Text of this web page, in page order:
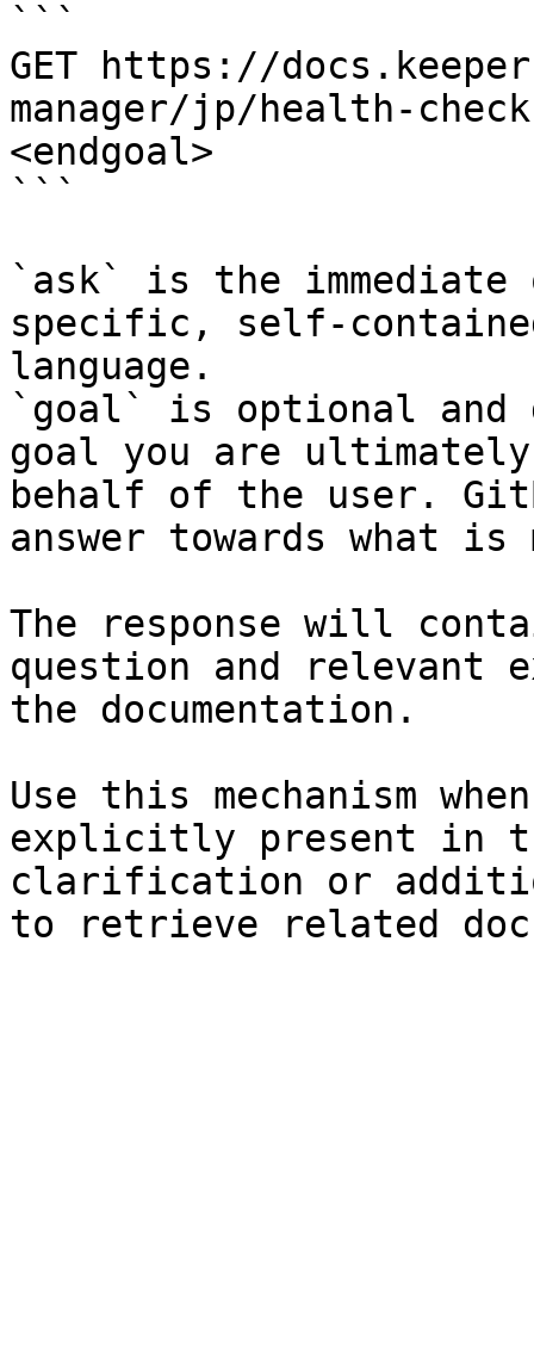
```
GET https://
manager/jp/health-
<endgoal>
```
`ask` is the
specific, self-
language.
`goal` is optional and
goal you are
behalf of the user.
answer towards what
The response will
question and relevant
the documentation.
Use this mechanism
explicitly present in
clarification or